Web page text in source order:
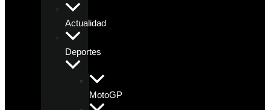
Actualidad
Deportes
MotoGP